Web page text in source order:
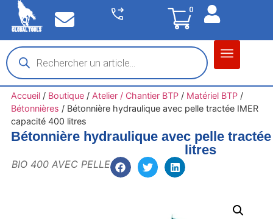
0
Accueil/ Boutique/ Atelier / Chantier BTP/ Matériel BTP/
Bétonnières / Bétonnière hydraulique avec pelle tractée IMER
capacité 400 litres
Bétonnière hydraulique avec pelle
litres
BIO 400 AVEC PELLE